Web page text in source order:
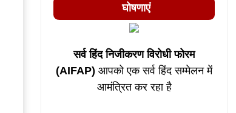
घोषणाएं
सर्व हिंद निजीकरण विरोधी फोरम
(AIFAP) आपको एक सर्व हिंद सम्मेलन में
आमंत्रित कर रहा है